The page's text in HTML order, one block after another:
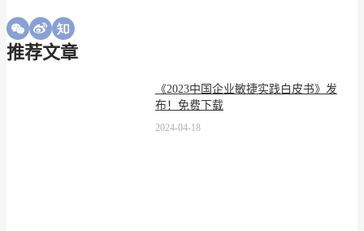
推荐文章
《2023中国企业敏捷实践白皮书》发
布！免费下载
2024-04-18